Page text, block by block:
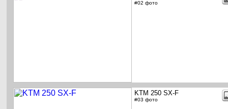
#02 фото
KTM 250 SX-F
#03 фото